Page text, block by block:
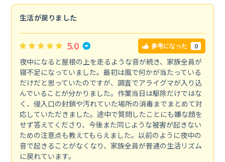
生活が戻りました
5.0 参考になった 0
夜中になると屋根の上を走るような音が続き、家族全員が
寝不足になっていました。最初は風で何かが当たっている
だけだと思っていたのですが、調査でアライグマが入り込
んでいることが分かりました。作業当日は駆除だけではな
く、侵入口の封鎖や汚れていた場所の消毒までまとめて対
応していただきました。途中で質問したことにも嫌な顔を
せず答えてくださり、今後また同じような被害が起きない
ための注意点も教えてもらえました。以前のように夜中の
音で起きることがなくなり、家族全員が普通の生活リズム
に戻れています。